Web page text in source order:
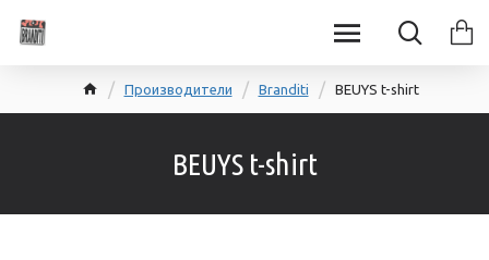
Производители Branditi BEUYS t-shirt
BEUYS t-shirt